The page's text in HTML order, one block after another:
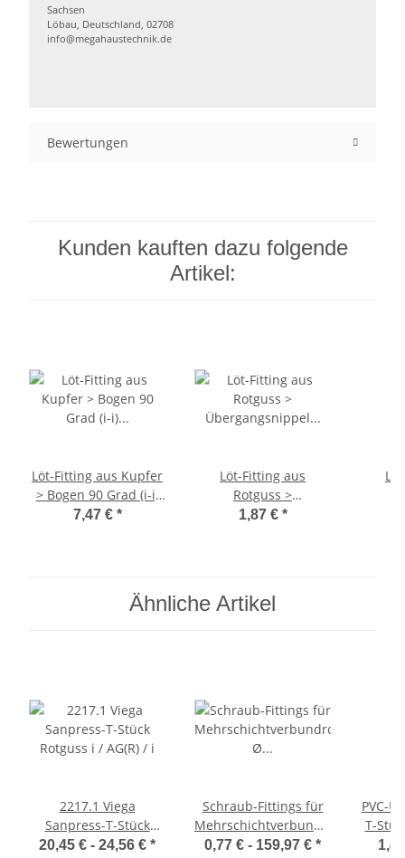
Sachsen
Löbau, Deutschland, 02708
info@megahaustechnik.de
Bewertungen
Kunden kauften dazu folgende
Artikel:
Löt-Fitting aus Kupfer
> Bogen 90 Grad (i-i)
Serie 5002A 18 mm 10
7,47 € *
Löt-Fitting aus
Rotguss >
Übergangsnippel mit
1,87 € *
Ähnliche Artikel
2217.1 Viega
Sanpress-T-Stück
Rotguss i / AG(R) / i
20,45 € - 24,56 € *
Schraub-Fittings für
Mehrschichtverbundrohr
Ø 32,0 x 3,0mm
0,77 € - 159,97 € *
PVC-
T-